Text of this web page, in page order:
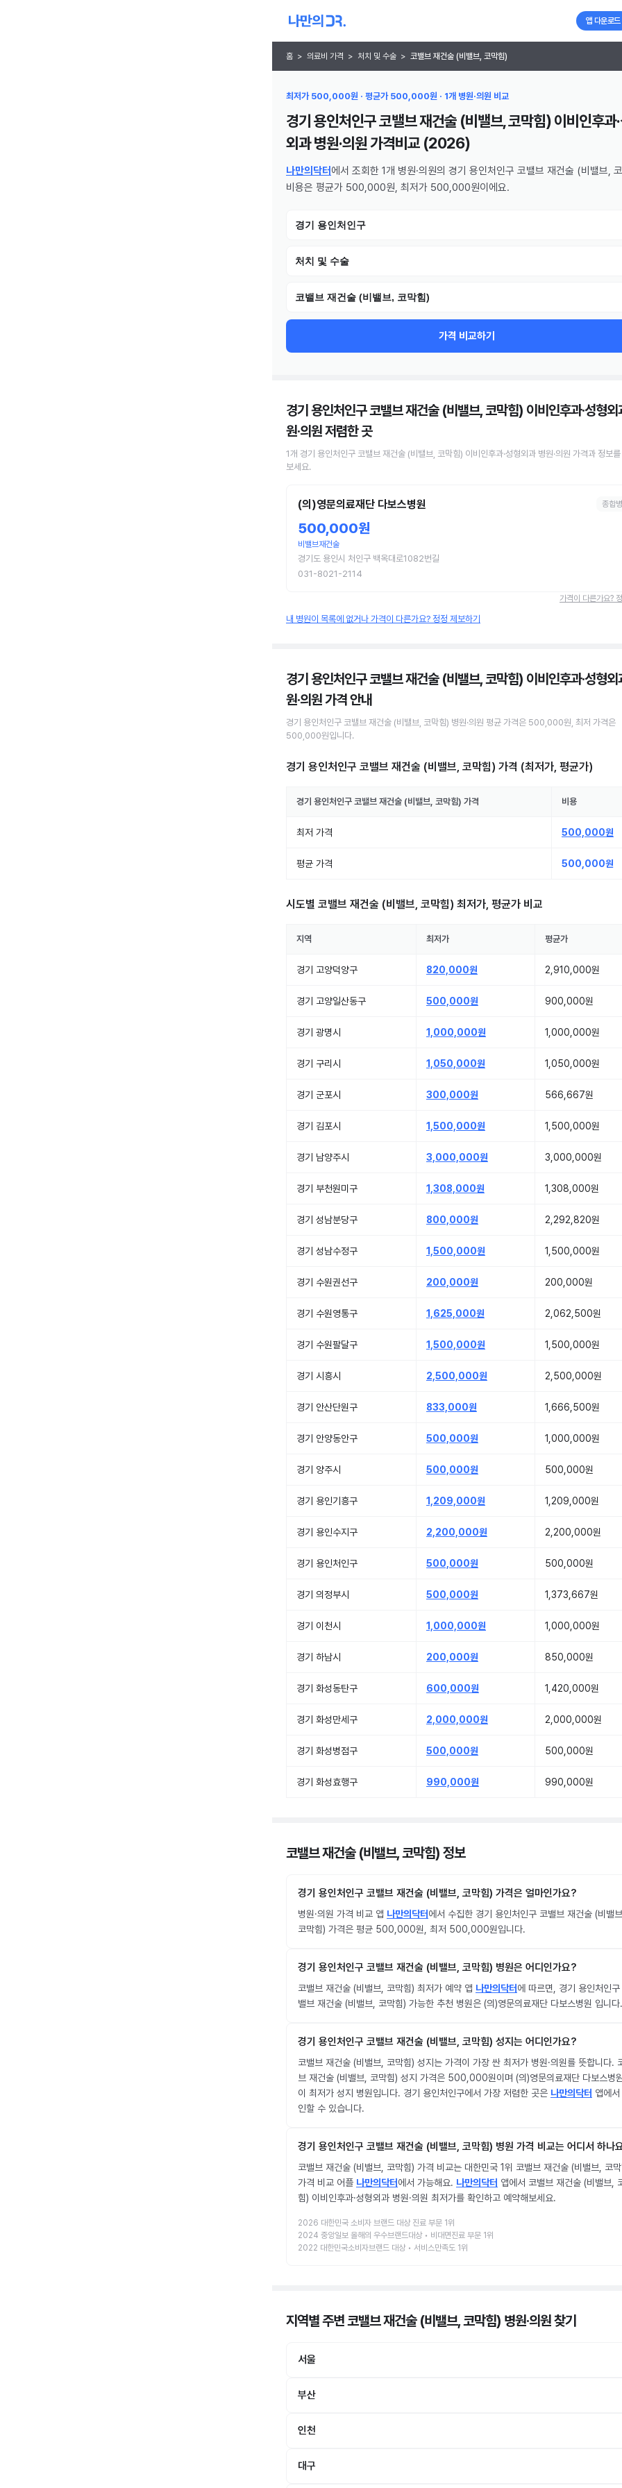
앱 다운로드
홈 > 의료비 가격 > 처치 및 수술 > 코밸브 재건술 (비밸브, 코막힘)
최저가 500,000원 · 평균가 500,000원 · 1개 병원·의원 비교
경기 용인처인구 코밸브 재건술 (비밸브, 코막힘) 이비인후과
외과 병원·의원가격비교 (2026)
나만의닥터 에서 조회한 1개 병원·의원의 경기 용인처인구 코밸브 재건술 (비밸브,
비용은 평균가 500,000원, 최저가 500,000원이에요.
경기 용인처인구
처치 및 수술
코밸브 재건술 (비밸브, 코막힘)
가격 비교하기
경기 용인처인구 코밸브 재건술 (비밸브, 코막힘) 이비인후과·성형외
원·의원저렴한 곳
1개 경기 용인처인구 코밸브 재건술 (비밸브, 코막힘) 이비인후과·성형외과 병원·의원 가격과 정보
보세요.
(의)영문의료재단 다보스병원 종합
500,000원
비밸브재건술
경기도 용인시 처인구 백옥대로1082번길
031-8021-2114
가격이 다른가요?
내 병원이 목록에 없거나 가격이 다른가요? 정정 제보하기
경기 용인처인구 코밸브 재건술 (비밸브, 코막힘) 이비인후과·성형외
원·의원가격 안내
경기 용인처인구 코밸브 재건술 (비밸브, 코막힘) 병원·의원 평균 가격은 500,000원 , 최저 가격은
500,000원입니다.
경기 용인처인구 코밸브 재건술 (비밸브, 코막힘) 가격 (최저가, 평균가)
경기 용인처인구 코밸브 재건술 (비밸브, 코막힘) 가격 비용
최저 가격 500,000원
평균 가격 500,000원
시도별 코밸브 재건술 (비밸브, 코막힘) 최저가, 평균가 비교
지역 최저가 평균가
경기 고양덕양구 820,000원 2,910,000원
경기 고양일산동구 500,000원 900,000원
경기 광명시 1,000,000원 1,000,000원
경기 구리시 1,050,000원 1,050,000원
경기 군포시 300,000원 566,667원
경기 김포시 1,500,000원 1,500,000원
경기 남양주시 3,000,000원 3,000,000원
경기 부천원미구 1,308,000원 1,308,000원
경기 성남분당구 800,000원 2,292,820원
경기 성남수정구 1,500,000원 1,500,000원
경기 수원권선구 200,000원 200,000원
경기 수원영통구 1,625,000원 2,062,500원
경기 수원팔달구 1,500,000원 1,500,000원
경기 시흥시 2,500,000원 2,500,000원
경기 안산단원구 833,000원 1,666,500원
경기 안양동안구 500,000원 1,000,000원
경기 양주시 500,000원 500,000원
경기 용인기흥구 1,209,000원 1,209,000원
경기 용인수지구 2,200,000원 2,200,000원
경기 용인처인구 500,000원 500,000원
경기 의정부시 500,000원 1,373,667원
경기 이천시 1,000,000원 1,000,000원
경기 하남시 200,000원 850,000원
경기 화성동탄구 600,000원 1,420,000원
경기 화성만세구 2,000,000원 2,000,000원
경기 화성병점구 500,000원 500,000원
경기 화성효행구 990,000원 990,000원
코밸브 재건술 (비밸브, 코막힘) 정보
경기 용인처인구 코밸브 재건술 (비밸브, 코막힘) 가격은 얼마인가요?
병원·의원 가격 비교 앱 나만의닥터에서 수집한 경기 용인처인구 코밸브 재건술 (비밸
코막힘) 가격은 평균 500,000원, 최저 500,000원입니다.
경기 용인처인구 코밸브 재건술 (비밸브, 코막힘) 병원은 어디인가요?
코밸브 재건술 (비밸브, 코막힘) 최저가 예약 앱 나만의닥터에 따르면, 경기 용인처인
밸브 재건술 (비밸브, 코막힘) 가능한 추천 병원은 (의)영문의료재단 다보스병원 입니다.
경기 용인처인구 코밸브 재건술 (비밸브, 코막힘) 성지는 어디인가요?
코밸브 재건술 (비밸브, 코막힘) 성지는 가격이 가장 싼 최저가 병원·의원를 뜻합니다.
브 재건술 (비밸브, 코막힘) 성지 가격은 500,000원이며 (의)영문의료재단 다보스병
이 최저가 성지 병원입니다. 경기 용인처인구에서 가장 저렴한 곳은 나만의닥터 앱에
인할 수 있습니다.
경기 용인처인구 코밸브 재건술 (비밸브, 코막힘) 병원 가격 비교는 어디서 하나
코밸브 재건술 (비밸브, 코막힘) 가격 비교는 대한민국 1위 코밸브 재건술 (비밸브, 코
가격 비교 어플 나만의닥터에서 가능해요. 나만의닥터 앱에서 코밸브 재건술 (비밸브,
힘) 이비인후과·성형외과 병원·의원 최저가를 확인하고 예약해보세요.
2026 대한민국 소비자 브랜드 대상 진료 부문 1위
2024 중앙일보 올해의 우수브랜드대상 • 비대면진료 부문 1위
2022 대한민국소비자브랜드 대상 • 서비스만족도 1위
지역별 주변 코밸브 재건술 (비밸브, 코막힘) 병원·의원찾기
서울
부산
인천
대구